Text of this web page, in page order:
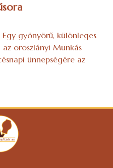
gyönyörű, különleges
oroszlányi Munkás
ünnepségére az